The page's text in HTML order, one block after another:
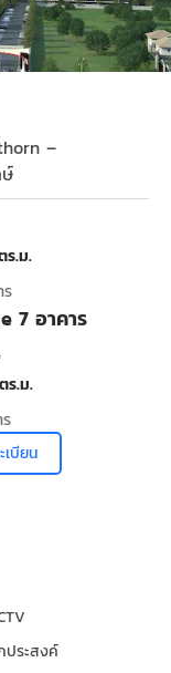
–
ร.ม.
7 อาคาร
ร.ม.
เบียน
ประสงค์